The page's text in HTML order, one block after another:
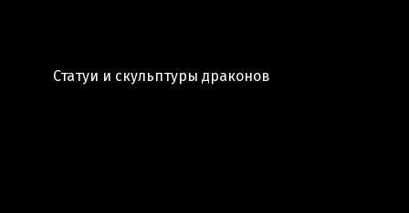
Статуи и скульптуры драконов